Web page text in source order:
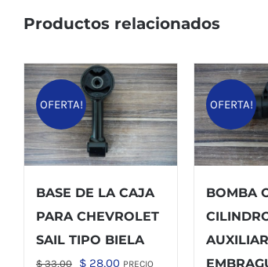
Productos relacionados
OFERTA!
BASE DE LA CAJA
PARA CHEVROLET
SAIL TIPO BIELA
$33,00
El
$ 28,00ElPRECIO
OFERTA!
BOMBA